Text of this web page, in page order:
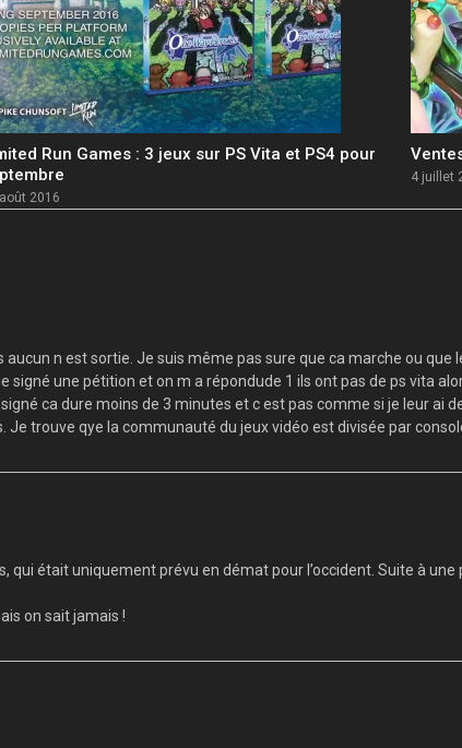
Run Games : 3 jeux sur PS Vita et PS4 pour
2016
4 juillet
n est sortie. Je suis même pas sure que ca marche ou que
signé une pétition et on m a répondude 1 ils ont pas de ps vita
ca dure moins de 3 minutes et c est pas comme si je leur ai
Je trouve qye la communauté du jeux vidéo est divisée par
qui était uniquement prévu en démat pour l’occident. Suite à
on sait jamais !